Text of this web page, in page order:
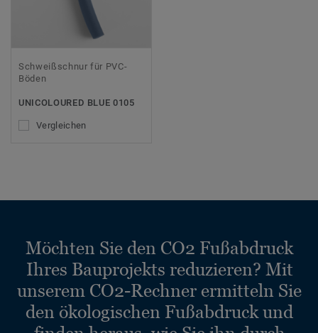
Schweißschnur für PVC-
Böden
UNICOLOURED BLUE 0105
Vergleichen
Möchten Sie den CO2 Fußabdruck
Ihres Bauprojekts reduzieren? Mit
unserem CO2-Rechner ermitteln Sie
den ökologischen Fußabdruck und